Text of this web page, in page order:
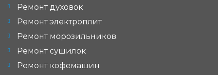
Ремонт духовок
Ремонт электроплит
Ремонт морозильников
Ремонт сушилок
Ремонт кофемашин